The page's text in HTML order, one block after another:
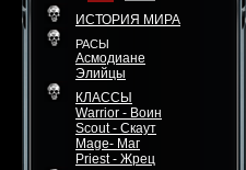
ИСТОРИЯ МИРА
РАСЫ
Асмодиане
Элийцы
КЛАССЫ
Warrior - Воин
Scout - Скаут
Mage- Маг
Priest - Жрец